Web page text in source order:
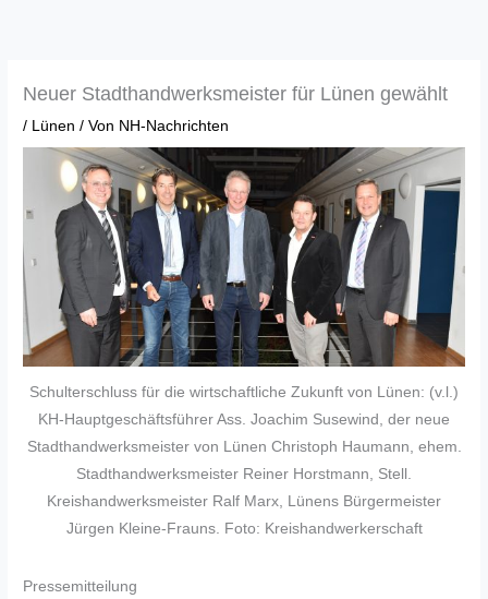
Neuer Stadthandwerksmeister für Lünen gewählt
/ Lünen / Von NH-Nachrichten
Schulterschluss für die wirtschaftliche Zukunft von Lünen: (v.l.)
KH-Hauptgeschäftsführer Ass. Joachim Susewind, der neue
Stadthandwerksmeister von Lünen Christoph Haumann, ehem.
Stadthandwerksmeister Reiner Horstmann, Stell.
Kreishandwerksmeister Ralf Marx, Lünens Bürgermeister
Jürgen Kleine-Frauns. Foto: Kreishandwerkerschaft
Pressemitteilung